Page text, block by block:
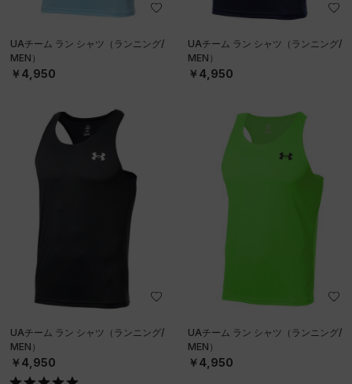
UAチーム ラン シャツ（ランニング/
MEN）
￥4,950
UAチーム ラン シャツ（ランニング/
MEN）
￥4,950
UAチーム ラン シャツ（ランニング/
MEN）
￥4,950
UAチーム ラン シャツ（ランニング/
MEN）
￥4,950